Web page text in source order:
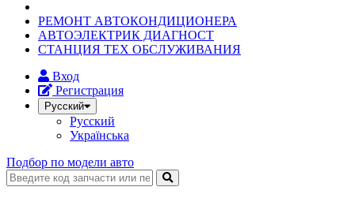
РЕМОНТ АВТОКОНДИЦИОНЕРА
АВТОЭЛЕКТРИК ДИАГНОСТ
СТАНЦИЯ ТЕХ ОБСЛУЖИВАНИЯ
Вход
Регистрация
Русский
Русский
Українська
Подбор по модели авто